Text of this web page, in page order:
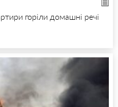
горіли домашні речі